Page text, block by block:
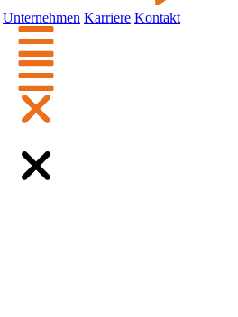
Unternehmen Karriere Kontakt